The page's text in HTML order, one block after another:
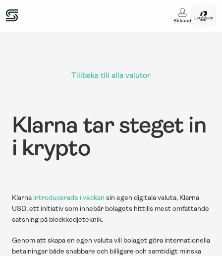
Bli kund
Logga in
Tillbaka till alla valutor
Klarna tar steget in
i krypto
Klarna introducerade i veckan sin egen digitala valuta, Klarna
USD, ett initiativ som innebär bolagets hittills mest omfattande
satsning på blockkedjeteknik.
Genom att skapa en egen valuta vill bolaget göra internationella
betalningar både snabbare och billigare och samtidigt minska